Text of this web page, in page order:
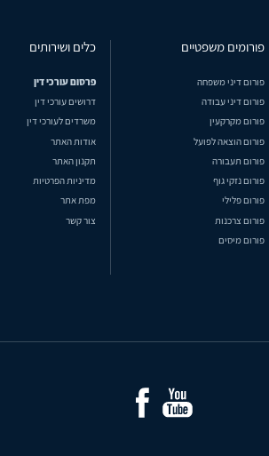
פורומים משפטיים
פורום דיני משפחה
פורום דיני עבודה
פורום מקרקעין
פורום הוצאה לפועל
פורום תעבורה
פורום נזקי גוף
פורום פלילי
פורום צרכנות
פורום מיסים
כלים ושירותים
פרסום עורכי דין
דרושים עורכי דין
משרדים לעורכי דין
אודות האתר
תקנון האתר
מדיניות הפרטיות
מפת אתר
צור קשר